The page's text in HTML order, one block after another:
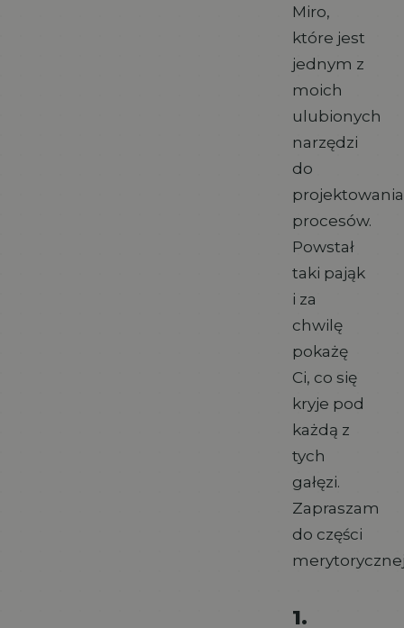
Miro,
które jest
jednym z
moich
ulubionych
narzędzi
do
projektowania
procesów.
Powstał
taki pająk
i za
chwilę
pokażę
Ci, co się
kryje pod
każdą z
tych
gałęzi.
Zapraszam
do części
1.